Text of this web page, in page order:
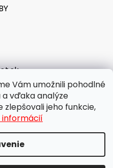
Vám umožnili pohodlné
vďaka analýze
jeho funkcie,
informácií